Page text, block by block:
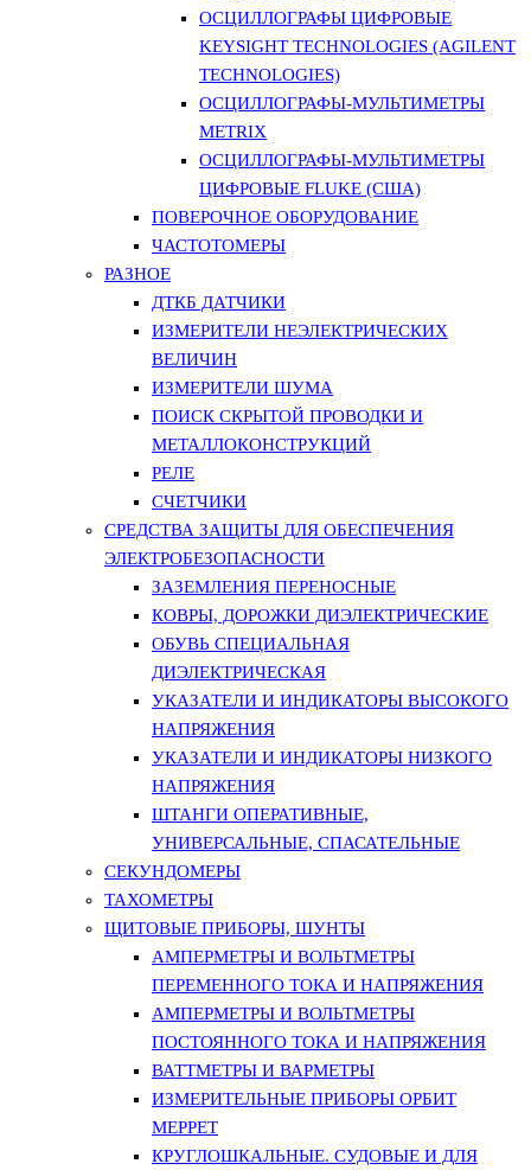
ОСЦИЛЛОГРАФЫ ЦИФРОВЫЕ
KEYSIGHT TECHNOLOGIES (AGILENT
TECHNOLOGIES)
ОСЦИЛЛОГРАФЫ-МУЛЬТИМЕТРЫ
METRIX
ОСЦИЛЛОГРАФЫ-МУЛЬТИМЕТРЫ
ЦИФРОВЫЕ FLUKE (США)
ПОВЕРОЧНОЕ ОБОРУДОВАНИЕ
ЧАСТОТОМЕРЫ
РАЗНОЕ
ДТКБ ДАТЧИКИ
ИЗМЕРИТЕЛИ НЕЭЛЕКТРИЧЕСКИХ
ВЕЛИЧИН
ИЗМЕРИТЕЛИ ШУМА
ПОИСК СКРЫТОЙ ПРОВОДКИ И
МЕТАЛЛОКОНСТРУКЦИЙ
РЕЛЕ
СЧЕТЧИКИ
СРЕДСТВА ЗАЩИТЫ ДЛЯ ОБЕСПЕЧЕНИЯ
ЭЛЕКТРОБЕЗОПАСНОСТИ
ЗАЗЕМЛЕНИЯ ПЕРЕНОСНЫЕ
КОВРЫ, ДОРОЖКИ ДИЭЛЕКТРИЧЕСКИЕ
ОБУВЬ СПЕЦИАЛЬНАЯ
ДИЭЛЕКТРИЧЕСКАЯ
УКАЗАТЕЛИ И ИНДИКАТОРЫ ВЫСОКОГО
НАПРЯЖЕНИЯ
УКАЗАТЕЛИ И ИНДИКАТОРЫ НИЗКОГО
НАПРЯЖЕНИЯ
ШТАНГИ ОПЕРАТИВНЫЕ,
УНИВЕРСАЛЬНЫЕ, СПАСАТЕЛЬНЫЕ
СЕКУНДОМЕРЫ
ТАХОМЕТРЫ
ЩИТОВЫЕ ПРИБОРЫ, ШУНТЫ
АМПЕРМЕТРЫ И ВОЛЬТМЕТРЫ
ПЕРЕМЕННОГО ТОКА И НАПРЯЖЕНИЯ
АМПЕРМЕТРЫ И ВОЛЬТМЕТРЫ
ПОСТОЯННОГО ТОКА И НАПРЯЖЕНИЯ
ВАТТМЕТРЫ И ВАРМЕТРЫ
ИЗМЕРИТЕЛЬНЫЕ ПРИБОРЫ ОРБИТ
МЕРРЕТ
КРУГЛОШКАЛЬНЫЕ. СУДОВЫЕ И ДЛЯ